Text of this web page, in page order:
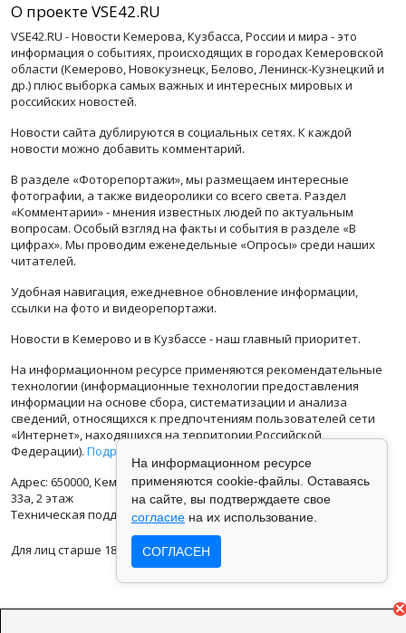
О проекте VSE42.RU
VSE42.RU - Новости Кемерова, Кузбасса, России и мира - это
информация о событиях, происходящих в городах Кемеровской
области (Кемерово, Новокузнецк, Белово, Ленинск-Кузнецкий и
др.) плюс выборка самых важных и интересных мировых и
российских новостей.
Новости сайта дублируются в социальных сетях. К каждой
новости можно добавить комментарий.
В разделе «Фоторепортажи», мы размещаем интересные
фотографии, а также видеоролики со всего света. Раздел
«Комментарии» - мнения известных людей по актуальным
вопросам. Особый взгляд на факты и события в разделе «В
цифрах». Мы проводим еженедельные «Опросы» среди наших
читателей.
Удобная навигация, ежедневное обновление информации,
ссылки на фото и видеорепортажи.
Новости в Кемерово и в Кузбассе - наш главный приоритет.
На информационном ресурсе применяются рекомендательные
технологии (информационные технологии предоставления
информации на основе сбора, систематизации и анализа
сведений, относящихся к предпочтениям пользователей сети
«Интернет», находящихся на территории Российской
Федерации). Подробная информация
Адрес: 650000, Кемеровская Область, г.Кемерово, ул.Кузбасская
33а, 2 этаж
Техническая поддержка: support@vse42.ru
Для лиц старше 18 лет.
На информационном ресурсе
применяются cookie-файлы. Оставаясь
на сайте, вы подтверждаете свое
согласие на их использование.
СОГЛАСЕН